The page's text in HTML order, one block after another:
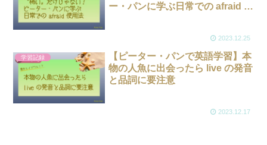
ー・パンに学ぶ日常での afraid 使
2023.12.25
学習記録
【ピーター・パンで英語学習】本
物の人魚に出会ったら live の発音
と品詞に要注意
2023.12.17